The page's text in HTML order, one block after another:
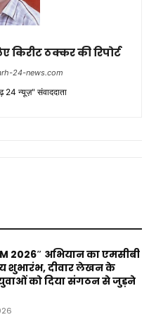
ठक्कर की रिपोर्ट
24-news.com
24 न्यूज़" संवाददाता
2026″ अभियान का एमसीबी
शुभारंभ, दीवार लेखन के
को दिया संगठन से जुड़ने